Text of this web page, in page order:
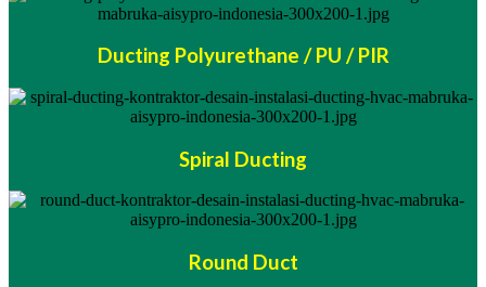
Ducting Polyurethane / PU / PIR
Spiral Ducting
Round Duct